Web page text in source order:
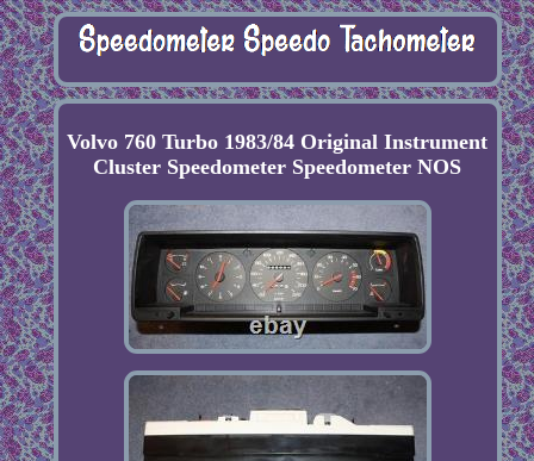
Volvo 760 Turbo 1983/84 Original Instrument
Cluster Speedometer Speedometer NOS